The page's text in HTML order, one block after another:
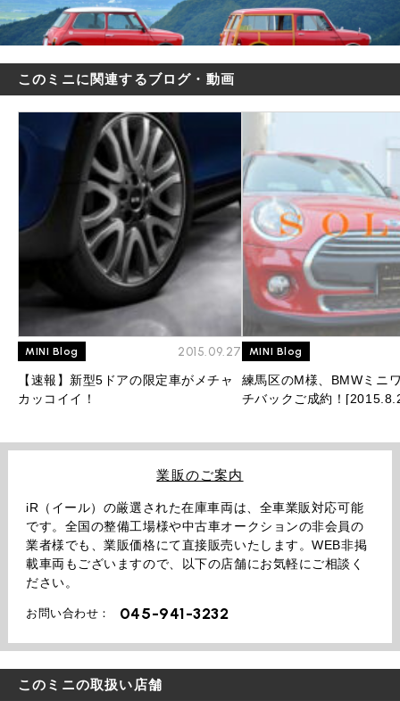
このミニに関連するブログ・動画
MINI Blog 2015.09.27
【速報】新型5ドアの限定車がメチャ
カッコイイ！
MINI Blog
練馬区のM様、BMWミニ
チバックご成約！
業販のご案内
iR（イール）の厳選された在庫車両は、全車業販対応可能
です。全国の整備工場様や中古車オークションの非会員の
業者様でも、業販価格にて直接販売いたします。WEB非掲
載車両もございますので、以下の店舗にお気軽にご相談く
ださい。
お問い合わせ： 045-941-3232
このミニの取扱い店舗